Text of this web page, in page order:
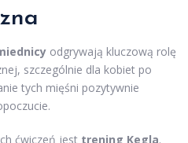
odgrywają kluczową rolę
szczególnie dla kobiet po
tych mięśni pozytywnie
ćwiczeń jest trening Kegla.